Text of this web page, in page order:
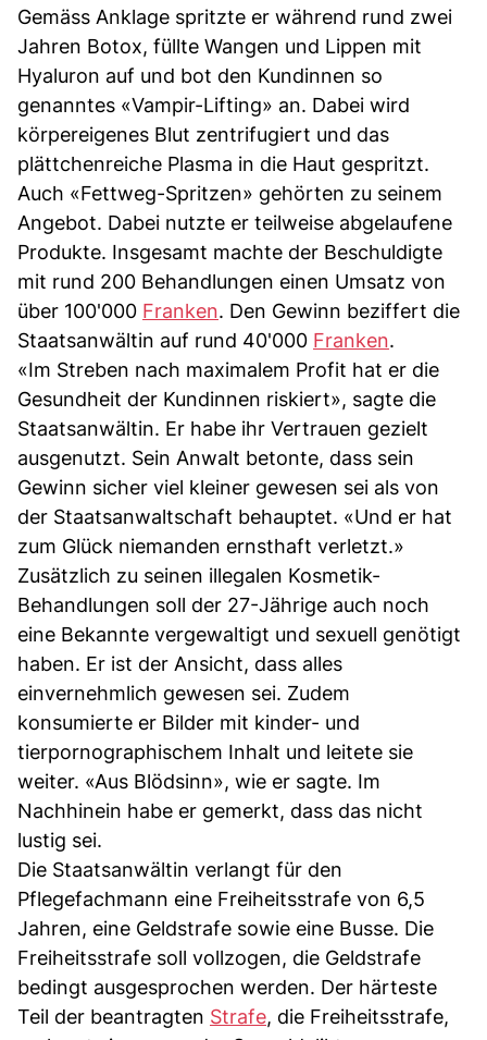
Gemäss Anklage spritzte er während rund zwei
Jahren Botox, füllte Wangen und Lippen mit
Hyaluron auf und bot den Kundinnen so
genanntes «Vampir-Lifting» an. Dabei wird
körpereigenes Blut zentrifugiert und das
plättchenreiche Plasma in die Haut gespritzt.
Auch «Fettweg-Spritzen» gehörten zu seinem
Angebot. Dabei nutzte er teilweise abgelaufene
Produkte. Insgesamt machte der Beschuldigte
mit rund 200 Behandlungen einen Umsatz von
über 100'000 Franken. Den Gewinn beziffert die
Staatsanwältin auf rund 40'000 Franken.
«Im Streben nach maximalem Profit hat er die
Gesundheit der Kundinnen riskiert», sagte die
Staatsanwältin. Er habe ihr Vertrauen gezielt
ausgenutzt. Sein Anwalt betonte, dass sein
Gewinn sicher viel kleiner gewesen sei als von
der Staatsanwaltschaft behauptet. «Und er hat
zum Glück niemanden ernsthaft verletzt.»
Zusätzlich zu seinen illegalen Kosmetik-
Behandlungen soll der 27-Jährige auch noch
eine Bekannte vergewaltigt und sexuell genötigt
haben. Er ist der Ansicht, dass alles
einvernehmlich gewesen sei. Zudem
konsumierte er Bilder mit kinder- und
tierpornographischem Inhalt und leitete sie
weiter. «Aus Blödsinn», wie er sagte. Im
Nachhinein habe er gemerkt, dass das nicht
lustig sei.
Die Staatsanwältin verlangt für den
Pflegefachmann eine Freiheitsstrafe von 6,5
Jahren, eine Geldstrafe sowie eine Busse. Die
Freiheitsstrafe soll vollzogen, die Geldstrafe
bedingt ausgesprochen werden. Der härteste
Teil der beantragten Strafe, die Freiheitsstrafe,